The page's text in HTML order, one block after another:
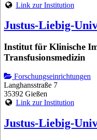
Link zur Institution
Justus-Liebig-
Institut für Klinische
Transfusionsmedizin
Forschungseinrichtungen
Langhansstraße 7
35392 Gießen
Link zur Institution
Justus-Liebig-